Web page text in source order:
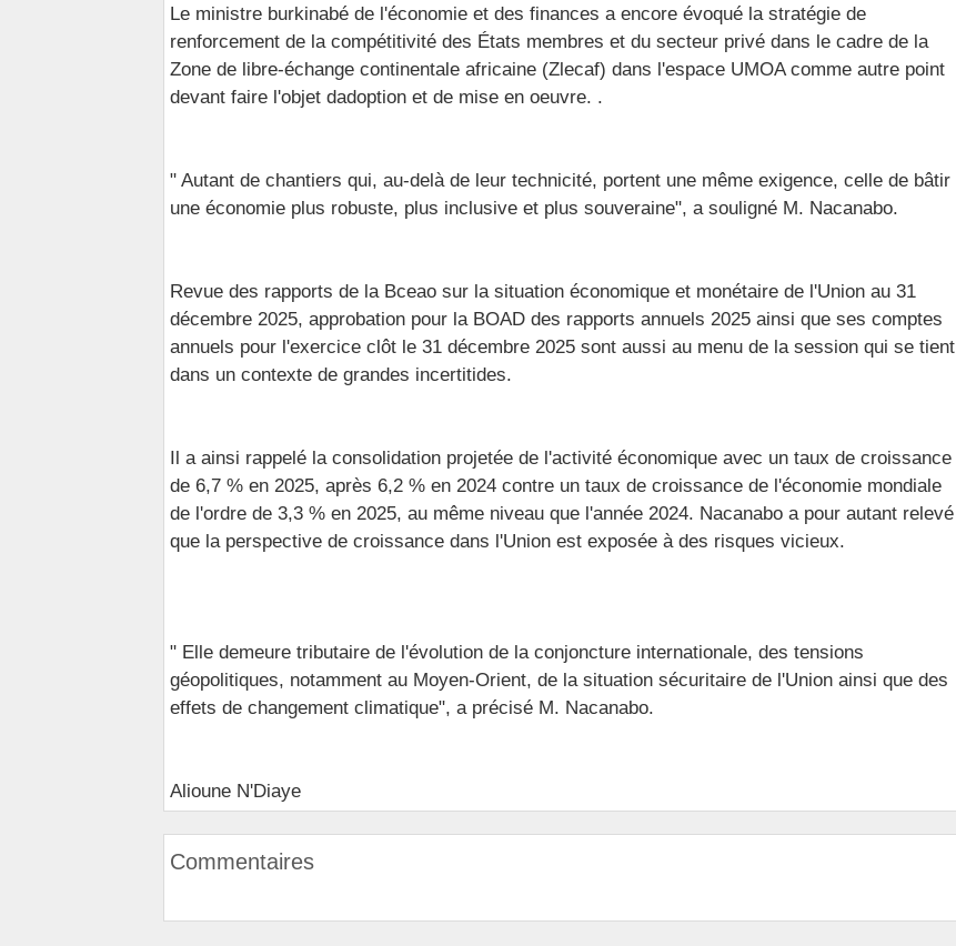
Le ministre burkinabé de l'économie et des finances a encore évoqué la stratégie de
renforcement de la compétitivité des États membres et du secteur privé dans le cadre de la
Zone de libre-échange continentale africaine (Zlecaf) dans l'espace UMOA comme autre point
devant faire l'objet dadoption et de mise en oeuvre. .
" Autant de chantiers qui, au-delà de leur technicité, portent une même exigence, celle de bâtir
une économie plus robuste, plus inclusive et plus souveraine", a souligné M. Nacanabo.
Revue des rapports de la Bceao sur la situation économique et monétaire de l'Union au 31
décembre 2025, approbation pour la BOAD des rapports annuels 2025 ainsi que ses comptes
annuels pour l'exercice clôt le 31 décembre 2025 sont aussi au menu de la session qui se tient
dans un contexte de grandes incertitides.
Il a ainsi rappelé la consolidation projetée de l'activité économique avec un taux de croissance
de 6,7 % en 2025, après 6,2 % en 2024 contre un taux de croissance de l'économie mondiale
de l'ordre de 3,3 % en 2025, au même niveau que l'année 2024. Nacanabo a pour autant relevé
que la perspective de croissance dans l'Union est exposée à des risques vicieux.
" Elle demeure tributaire de l'évolution de la conjoncture internationale, des tensions
géopolitiques, notamment au Moyen-Orient, de la situation sécuritaire de l'Union ainsi que des
effets de changement climatique", a précisé M. Nacanabo.
Alioune N'Diaye
Commentaires